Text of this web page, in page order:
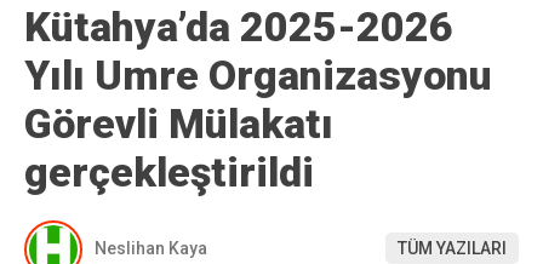
Kütahya’da 2025-2026
Yılı Umre Organizasyonu
Görevli Mülakatı
gerçekleştirildi
Neslihan Kaya TÜM YAZILARI